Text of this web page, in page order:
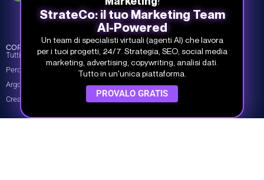
Via del Fonditore 12, 40138 Bologna
CORSI
Tutti i corsi
Percorsi
Argomenti
Crea il tuo piano
INFO
Piani e prezzi
Piani per team
Prova gratis
COMPANY
Chi siamo
I nostri Docenti
Dicono di noi
Contatti
StrateCo: il tuo Marketing Team
AI-Powered
Un team di specialisti virtuali (agenti AI) che lavora
per i tuoi progetti, 24/7. Strategia, SEO, social media
marketing, advertising, copywriting, analisi dati.
Tutto in un'unica piattaforma.
PROVALO GRATIS